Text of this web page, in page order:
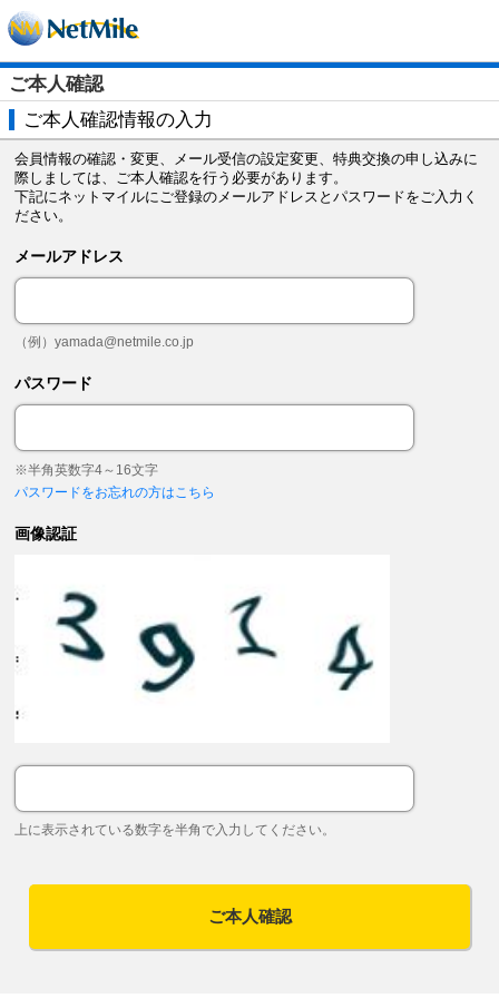
ご本人確認
ご本人確認情報の入力
会員情報の確認・変更、メール受信の設定変更、特典交換の申し込みに
際しましては、ご本人確認を行う必要があります。
下記にネットマイルにご登録のメールアドレスとパスワードをご入力く
ださい。
メールアドレス
（例）yamada@netmile.co.jp
パスワード
※半角英数字4～16文字
パスワードをお忘れの方はこちら
画像認証
上に表示されている数字を半角で入力してください。
ご本人確認